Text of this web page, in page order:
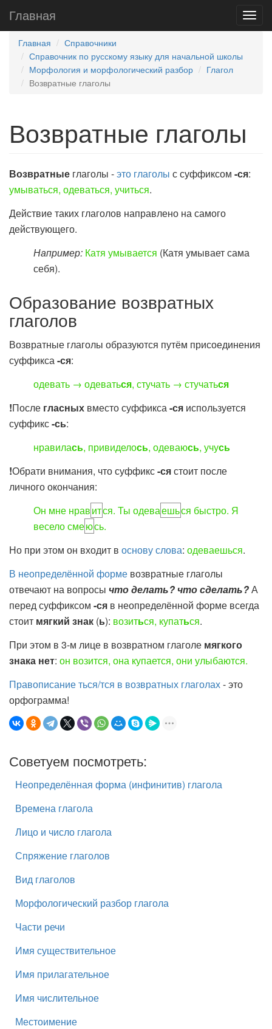
Главная
Главная
Справочники
Справочник по русскому языку для начальной школы
Морфология и морфологический разбор
Глагол
Возвратные глаголы
Возвратные глаголы
Возвратные глаголы -это глаголы с суффиксом -ся:
умываться, одеваться, учиться.
Действие таких глаголов направлено на самого
действующего.
Например: Катя умывается (Катя умывает сама
себя).
Образование возвратных
глаголов
Возвратные глаголы образуются путём присоединения
суффикса-ся:
одевать → одеваться, стучать → стучаться
!После гласных вместо суффикса-ся используется
суффикс-сь:
нравилась, привиделось, одеваюсь, учусь
!Обрати внимания, что суффикс-сястоит после
личного окончания:
Он мне нравится. Ты одеваешься быстро. Я
весело смеюсь.
Но при этом он входит в основу слова: одеваешься.
В неопределённой форме возвратные глаголы
отвечают на вопросы что делать? что сделать?А
перед суффиксом -ся в неопределённой форме всегда
стоит мягкий знак (ь): возиться, купаться.
При этом в 3-м лице в возвратном глаголе мягкого
знака нет: он возится, она купается, они улыбаются.
Правописание ться/тся в возвратных глаголах- это
орфограмма!
Советуем посмотреть:
Неопределённая форма (инфинитив) глагола
Времена глагола
Лицо и число глагола
Спряжение глаголов
Вид глаголов
Морфологический разбор глагола
Части речи
Имя существительное
Имя прилагательное
Имя числительное
Местоимение